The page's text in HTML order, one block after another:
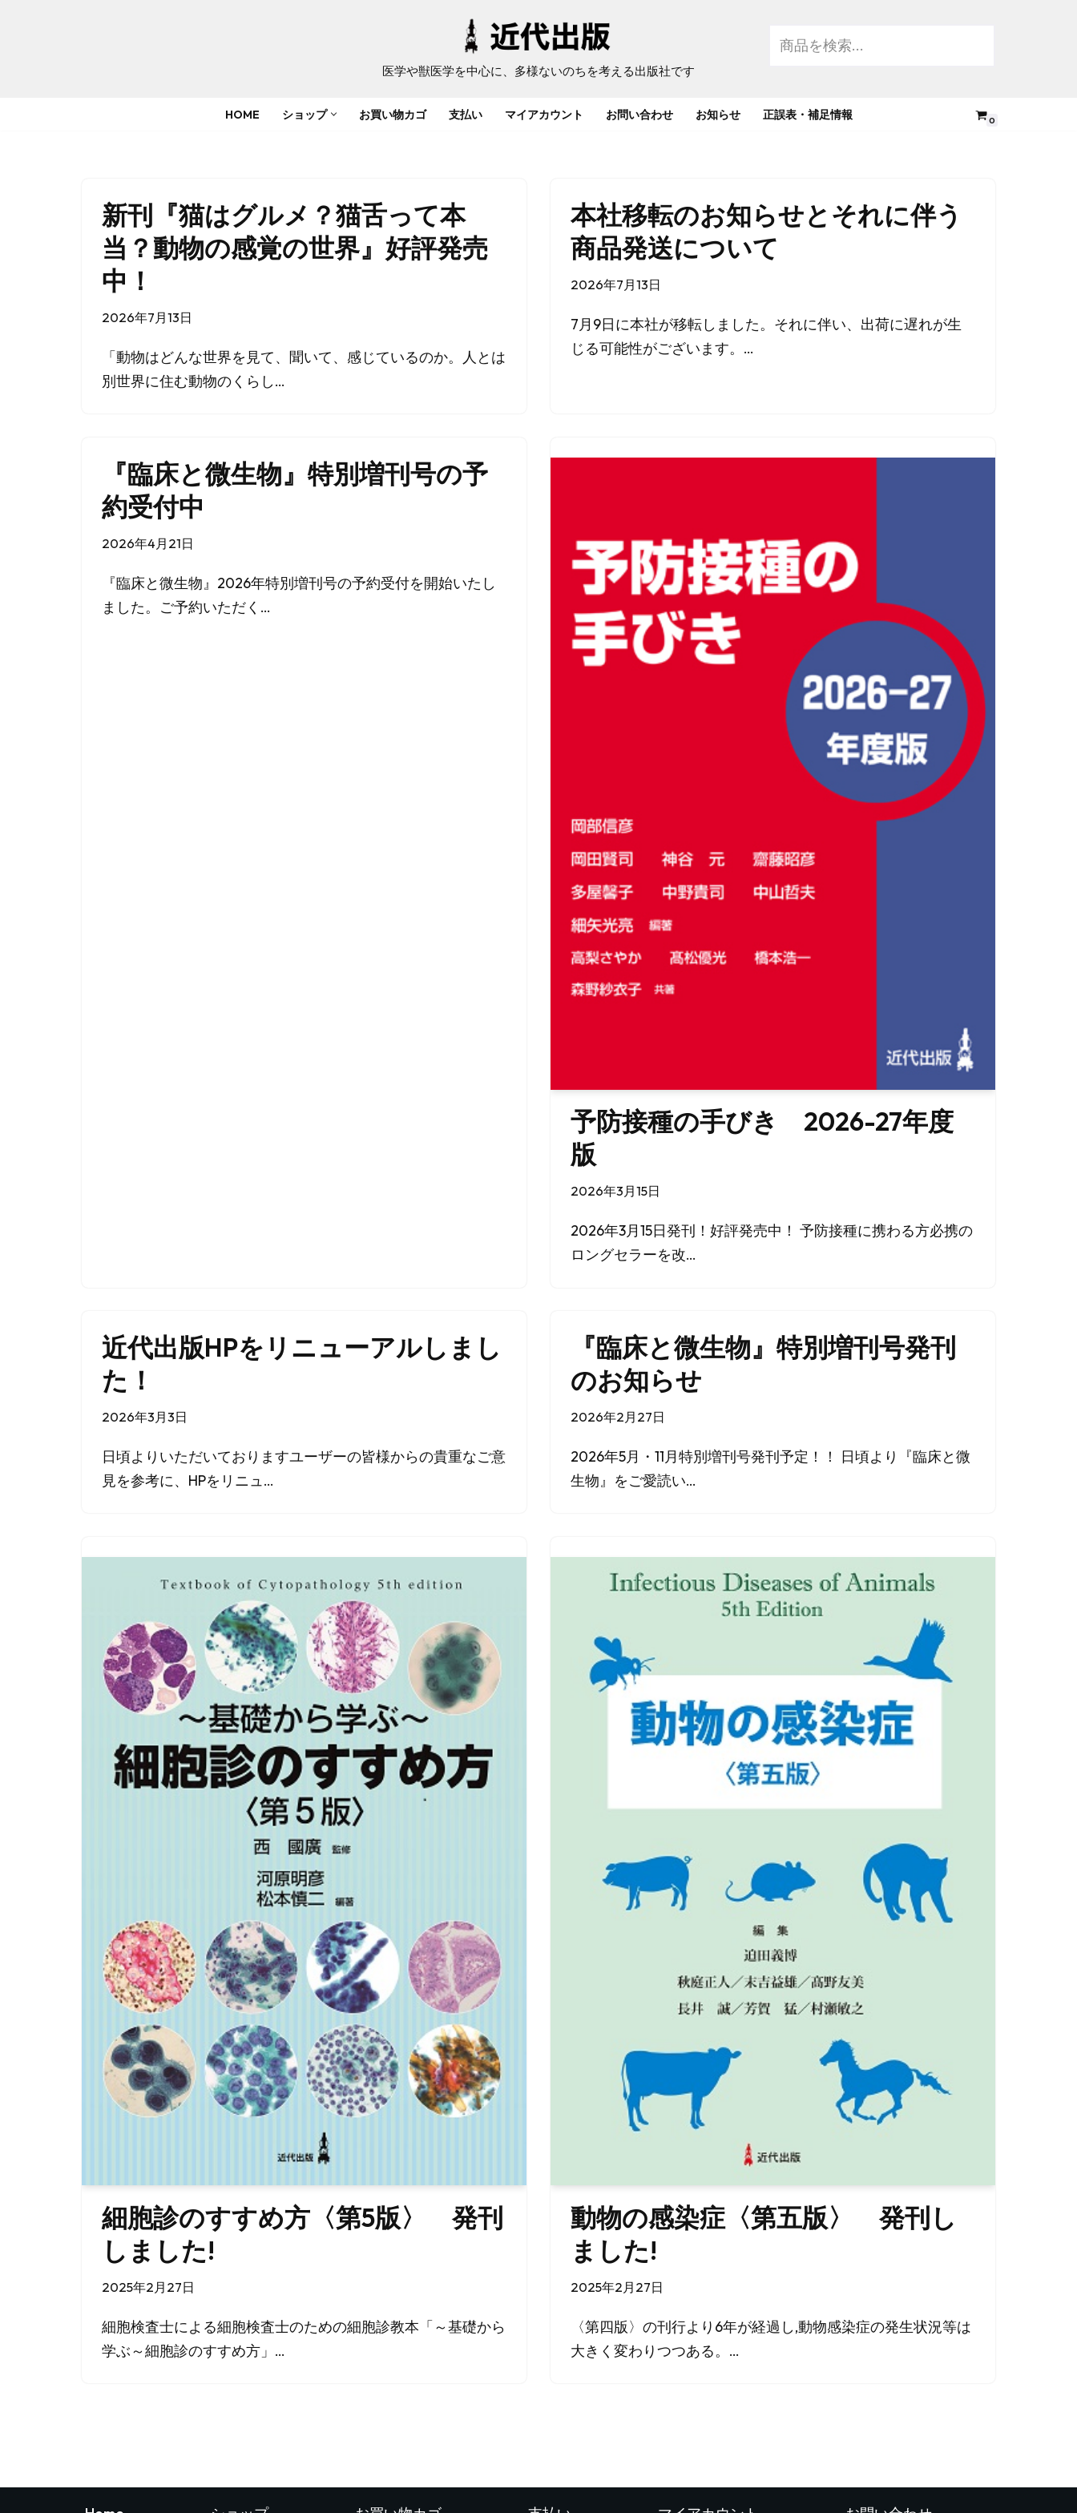
医学や獣医学を中心に、多様ないのちを考える出版社です
HOME ショップ お買い物カゴ 支払い マイアカウント お問い合わせ お知らせ 正誤表・補足情報 0
新刊『猫はグルメ？猫舌って本
当？動物の感覚の世界』好評発売
中！
2026年7月13日
「動物はどんな世界を見て、聞いて、感じているのか。人とは
別世界に住む動物のくらし…
本社移転のお知らせとそれに伴う
商品発送について
2026年7月13日
7月9日に本社が移転しました。それに伴い、出荷に遅れが生
じる可能性がございます。…
『臨床と微生物』特別増刊号の予
約受付中
2026年4月21日
『臨床と微生物』2026年特別増刊号の予約受付を開始いたし
ました。ご予約いただく…
予防接種の手びき 2026-27年度
版
2026年3月15日
2026年3月15日発刊！好評発売中！ 予防接種に携わる方必携の
ロングセラーを改…
近代出版HPをリニューアルしまし
た！
2026年3月3日
日頃よりいただいておりますユーザーの皆様からの貴重なご意
見を参考に、HPをリニュ…
『臨床と微生物』特別増刊号発刊
のお知らせ
2026年2月27日
2026年5月・11月特別増刊号発刊予定！！ 日頃より『臨床と微
生物』をご愛読い…
細胞診のすすめ方〈第5版〉 発刊
しました!
2025年2月27日
細胞検査士による細胞検査士のための細胞診教本「～基礎から
学ぶ～細胞診のすすめ方」…
動物の感染症〈第五版〉 発刊し
ました!
2025年2月27日
〈第四版〉の刊行より6年が経過し,動物感染症の発生状況等は
大きく変わりつつある。…